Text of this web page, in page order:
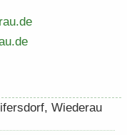
Wie­der­au